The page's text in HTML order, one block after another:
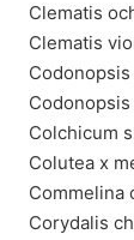
Clematis
Clematis
Colchicum
Colutea x
Commelina
Corydalis